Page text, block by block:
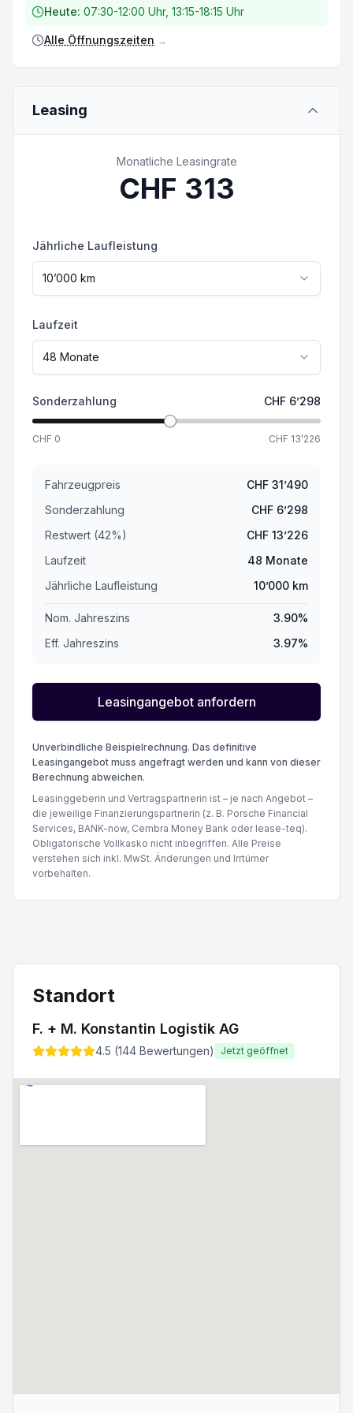
Fahrzeugfinanzierung, zu Top Konditionen.
Eintausch / Ankauf:
Sie mit uns Kontakt auf. Die effektive
Ausstattung kann von der publizierten
Ausstattung abweichen. Irrtümer und
Zwischenverkauf vorbehalten.
Heute: 07:30-12:00 Uhr, 13:15-18:15 Uhr
Alle Öffnungszeiten →
Leasing
Monatliche Leasingrate
CHF 313
Jährliche Laufleistung
10’000 km
Laufzeit
48 Monate
Sonderzahlung CHF 6’298
CHF 0 CHF 13’226
Fahrzeugpreis CHF 31’490
Sonderzahlung
CHF 6’298
Restwert (42%) CHF 13’226
Laufzeit
48 Monate
Jährliche Laufleistung
10’000 km
Nom. Jahreszins 3.90%
Eff. Jahreszins
3.97%
Leasingangebot anfordern
Unverbindliche Beispielrechnung. Das definitive
Leasingangebot muss angefragt werden und kann von dieser
Berechnung abweichen.
Leasinggeberin und Vertragspartnerin ist – je nach Angebot –
die jeweilige Finanzierungspartnerin (z. B. Porsche Financial
Services, BANK-now, Cembra Money Bank oder lease-teq).
Obligatorische Vollkasko nicht inbegriffen. Alle Preise
verstehen sich inkl. MwSt. Änderungen und Irrtümer
vorbehalten.
Standort
F. + M. Konstantin Logistik AG
4.5 (144 Bewertungen) Jetzt geöffnet